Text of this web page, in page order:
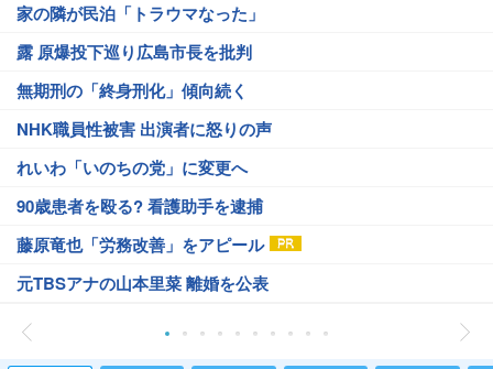
家の隣が民泊「トラウマなった」
露 原爆投下巡り広島市長を批判
無期刑の「終身刑化」傾向続く
NHK職員性被害 出演者に怒りの声
れいわ「いのちの党」に変更へ
90歳患者を殴る? 看護助手を逮捕
藤原竜也「労務改善」をアピール
元TBSアナの山本里菜 離婚を公表